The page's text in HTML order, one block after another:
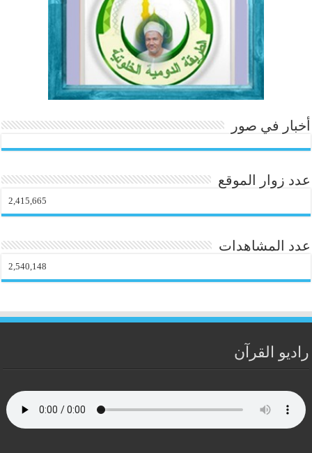
m
أخبار في صور
عدد زوار الموقع
2,415,665
عدد المشاهدات
2,540,148
راديو القرآن